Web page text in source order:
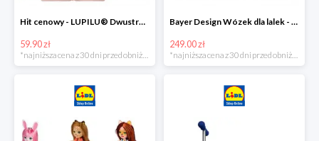
Hit cenowy - LUPILU® Dwustronna kurtka pikowana dziewczęca
59.90 zł
*najniższa cena z 30 dni przed obniżką
Bayer Design Wózek dla lalek - megazestaw
249.00 zł
*najniższa cena z 30 dni przed obniżką